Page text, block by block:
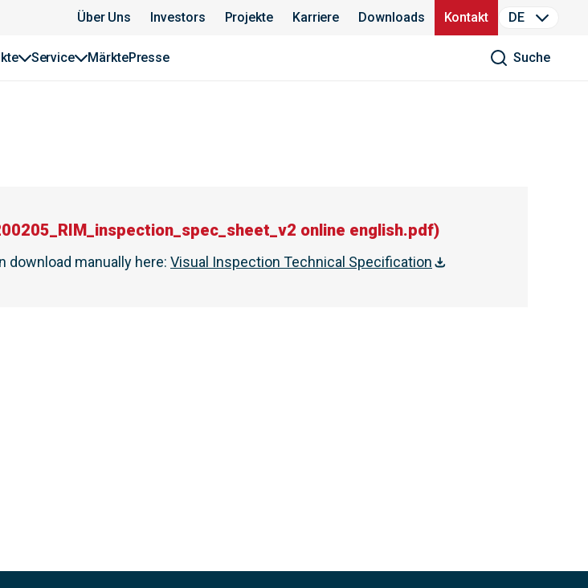
Über Uns Investors Projekte Karriere Downloads Kontakt DE
Service MärktePresse Suche
online english.pdf)
download manually here: Visual Inspection Technical Specification